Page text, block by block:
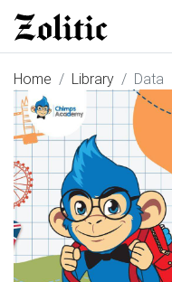
Home Library Data